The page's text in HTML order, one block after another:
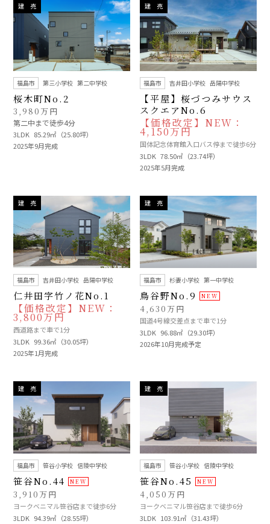
建 売
福島市 第三小学校 第二中学校
桜木町No.2
3,980万円
第二中まで徒歩4分
3LDK 85.29㎡（25.80坪）
2025年9月完成
建 売
福島市 吉井田小学校 岳陽中学校
【平屋】桜づつみサウス
スクエアNo.6
【価格改定】NEW：
4,150万円
国体記念体育館入口バス停まで徒歩6分
3LDK 78.50㎡（23.74坪）
2025年5月完成
建 売
福島市 吉井田小学校 岳陽中学校
仁井田字竹ノ花No.1
【価格改定】NEW：
3,800万円
西道路まで車で1分
3LDK 99.36㎡（30.05坪）
2025年1月完成
建 売
福島市 杉妻小学校 第一中学校
鳥谷野No.9
4,630万円
国道4号線交差点まで車で1分
3LDK 96.88㎡（29.30坪）
2026年10月完成予定
建 売
福島市 笹谷小学校 信陵中学校
笹谷No.44
3,910万円
ヨークベニマル笹谷店まで徒歩6分
3LDK 94.39㎡（28.55坪）
建 売
福島市 笹谷小学校 信陵中学校
笹谷No.45
4,050万円
ヨークベニマル笹谷店まで徒歩6分
3LDK 103.91㎡（31.43坪）